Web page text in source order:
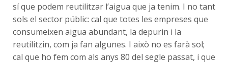
sí que podem reutilitzar l’aigua que ja tenim. I no tant
sols el sector públic: cal que totes les empreses que
consumeixen aigua abundant, la depurin i la
reutilitzin, com ja fan algunes. I això no es farà sol;
cal que ho fem com als anys 80 del segle passat, i que